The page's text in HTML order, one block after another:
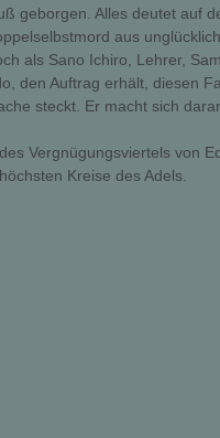
geborgen. Alles deutet auf
aus
als Sano Ichiro, Lehrer,
den Auftrag erhält, diesen
steckt. Er macht sich
Vergnügungsviertels von
Kreise des Adels.